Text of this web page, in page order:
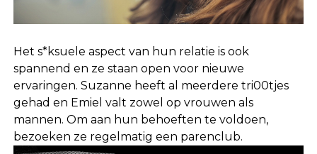
Het s*ksuele aspect van hun relatie is ook
spannend en ze staan open voor nieuwe
ervaringen. Suzanne heeft al meerdere tri00tjes
gehad en Emiel valt zowel op vrouwen als
mannen. Om aan hun behoeften te voldoen,
bezoeken ze regelmatig een parenclub.